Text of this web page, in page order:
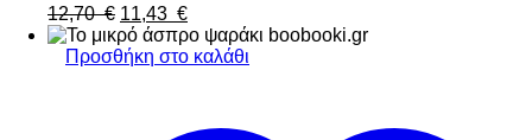
12,70 € Original
price
was:
11,43 €Η
τρέχουσα
τιμή
Προσθήκη στο καλάθι